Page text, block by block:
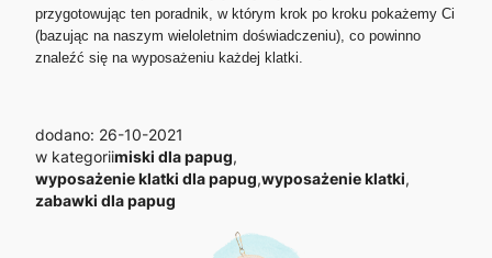
przygotowując ten poradnik, w którym krok po kroku pokażemy Ci
(bazując na naszym wieloletnim doświadczeniu), co powinno
znaleźć się na wyposażeniu każdej klatki.
dodano: 26-10-2021
w kategoriimiski dla papug,
wyposażenie klatki dla papug,wyposażenie klatki,
zabawki dla papug